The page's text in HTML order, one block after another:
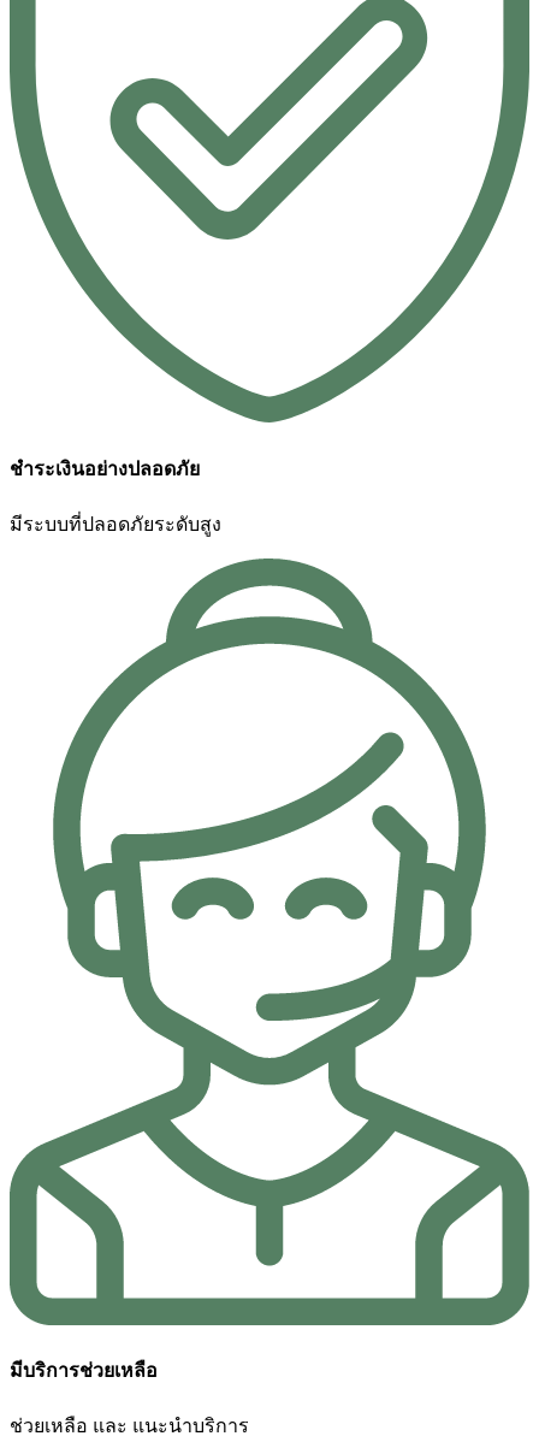
ชำระเงินอย่างปลอดภัย
มีระบบที่ปลอดภัยระดับสูง
มีบริการช่วยเหลือ
ช่วยเหลือ และ แนะนำบริการ